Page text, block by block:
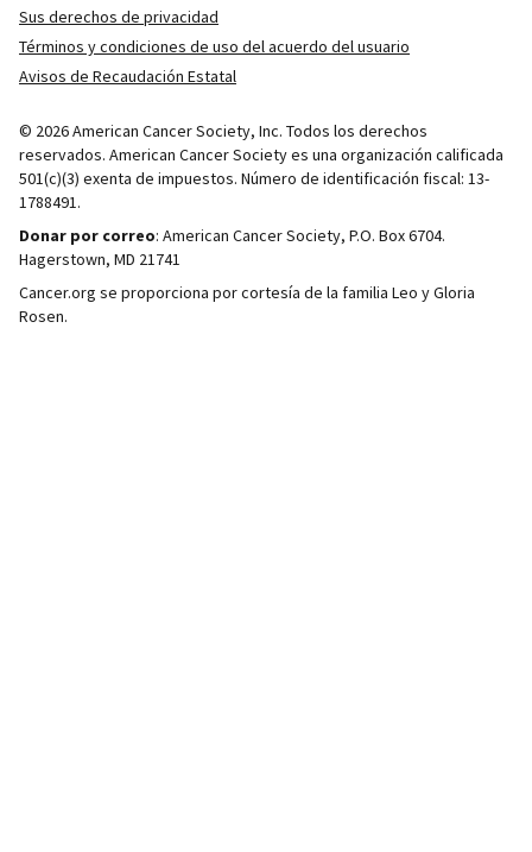
Sus derechos de privacidad
Términos y condiciones de uso del acuerdo del usuario
Avisos de Recaudación Estatal
© 2026 American Cancer Society, Inc. Todos los derechos
reservados. American Cancer Society es una organización calificada
501(c)(3) exenta de impuestos. Número de identificación fiscal: 13-
1788491.
Donar por correo: American Cancer Society, P.O. Box 6704.
Hagerstown, MD 21741
Cancer.org se proporciona por cortesía de la familia Leo y Gloria
Rosen.